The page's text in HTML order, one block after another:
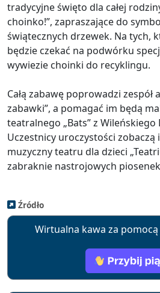
tradycyjne święto dla całej
choinko!”, zapraszające do
świątecznych drzewek. Na tych,
będzie czekać na podwórku
wywiezie choinki do recyklingu.
Całą zabawę poprowadzi zespół
zabawki”, a pomagać im będą
teatralnego „Bats” z Wileńskiego
Uczestnicy uroczystości
muzyczny teatru dla dzieci
zabraknie nastrojowych
Źródło
Wirtualna kawa za